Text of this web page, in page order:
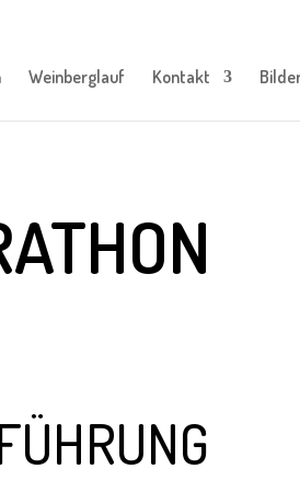
Weinberglauf Kontakt